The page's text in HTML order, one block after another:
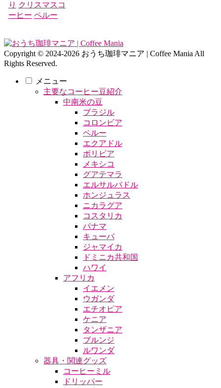
り クリスマスコ
ーヒー ペルー
Copyright © 2024-2026 おうち珈琲マニア | Coffee Mania All
Rights Reserved.
メニュー
主要なコーヒー豆紹介
中南米の豆
ブラジル
コロンビア
ペルー
エクアドル
ボリビア
メキシコ
グアテマラ
エルサルバドル
ホンジュラス
ニカラグア
コスタリカ
パナマ
キューバ
ジャマイカ
ドミニカ共和国
ハワイ
アフリカ
イエメン
ウガンダ
エチオピア
ケニア
タンザニア
ブルンジ
ルワンダ
器具・関連グッズ
コーヒーミル
ドリッパー